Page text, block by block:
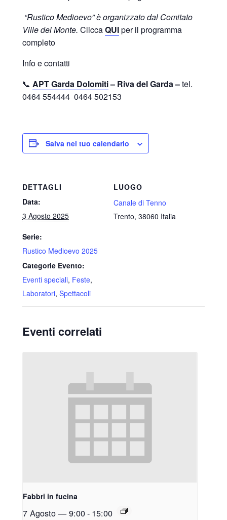
“Rustico Medioevo” è organizzato dal Comitato
Ville del Monte. CliccaQUIper il programma
completo
Info e contatti
📞 APT Garda Dolomiti– Riva del Garda –tel.
0464 554444 0464 502153
Salva nel tuo calendario
DETTAGLI
Data:
3 Agosto 2025
Serie:
Rustico Medioevo 2025
Categorie Evento:
Eventi speciali, Feste,
Laboratori, Spettacoli
LUOGO
Canale di Tenno
Trento, 38060 Italia
Eventi correlati
Fabbri in fucina
7 Agosto — 9:00- 15:00